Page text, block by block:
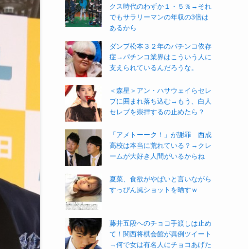
クス時代のわずか１・５％→それ
でもサラリーマンの年収の3倍は
あるから
ダンプ松本３２年のパチンコ依存
症→パチンコ業界はこういう人に
支えられているんだろうな。
＜森星＞アン・ハサウェイらセレ
ブに囲まれ落ち込む→もう、白人
セレブを崇拝するの止めたら？
「アメトーーク！」が謝罪 西成
高校は本当に荒れている？→クレ
ームが大好き人間がいるからね
夏菜、食欲がやばいと言いながら
すっぴん風ショットを晒すｗ
藤井五段へのチョコ手渡しは止め
て！関西将棋会館が異例ツイート
→何で女は有名人にチョコあげた